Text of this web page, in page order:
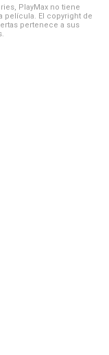
PlayMax no tiene
película. El copyright de
pertenece a sus